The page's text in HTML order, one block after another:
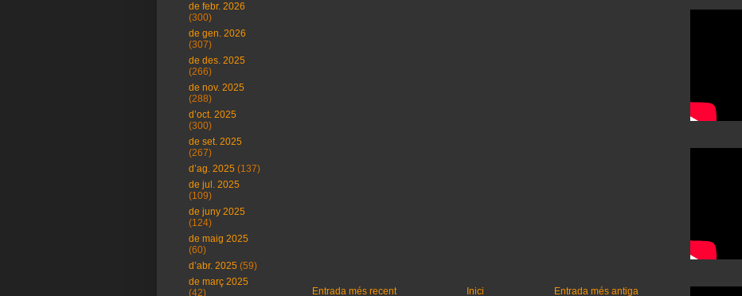
Entrada més recent Entrada més antiga
Inici
de febr. 2026
(300)
de gen. 2026
(307)
de des. 2025
(266)
de nov. 2025
(288)
d’oct. 2025
(300)
de set. 2025
(267)
d’ag. 2025 (137)
de jul. 2025
(109)
de juny 2025
(124)
de maig 2025
(60)
d’abr. 2025 (59)
de març 2025
(42)